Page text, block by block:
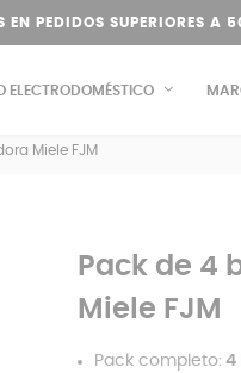
PEDIDOS SUPERIORES A
ELECTRODOMÉSTICO
Miele FJM
Pack de 4
Miele FJM
Pack completo: 4